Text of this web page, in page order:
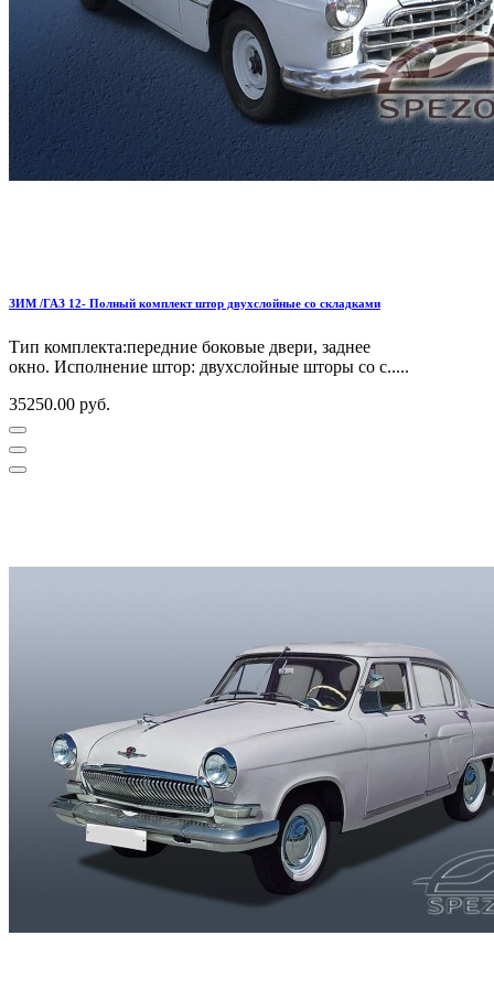
ЗИМ /ГАЗ 12- Полный комплект штор двухслойные со складками
Тип комплекта:передние боковые двери, заднее
окно. Исполнение штор: двухслойные шторы со с.....
35250.00 руб.